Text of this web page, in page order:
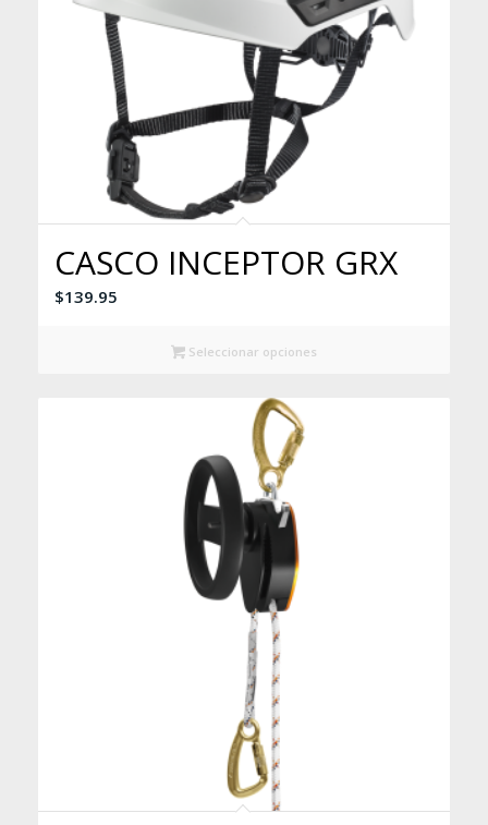
CASCO INCEPTOR GRX
$139.95
Seleccionar opciones